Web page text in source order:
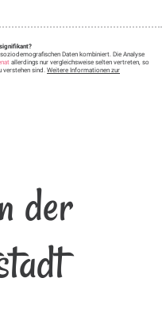
Daten kombiniert. Die Analyse
allerdings nur vergleichsweise selten vertreten, so
verstehen sind. Weitere Informationen zur
der